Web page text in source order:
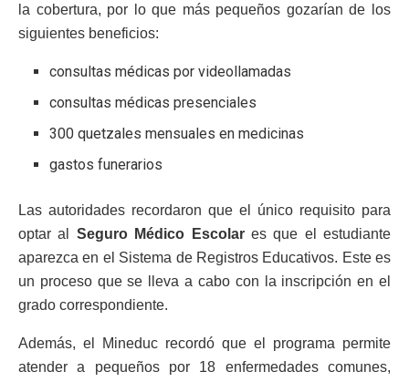
la cobertura, por lo que más pequeños gozarían de los
siguientes beneficios:
consultas médicas por videollamadas
consultas médicas presenciales
300 quetzales mensuales en medicinas
gastos funerarios
Las autoridades recordaron que el único requisito para
optar al Seguro Médico Escolares que el estudiante
aparezca en el Sistema de Registros Educativos. Este es
un proceso que se lleva a cabo con la inscripción en el
grado correspondiente.
Además, el Mineduc recordó que el programa permite
atender a pequeños por 18 enfermedades comunes,